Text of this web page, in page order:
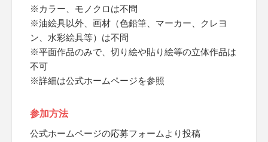
※カラー、モノクロは不問
※油絵具以外、画材（色鉛筆、マーカー、クレヨ
ン、水彩絵具等）は不問
※平面作品のみで、切り絵や貼り絵等の立体作品は
不可
※詳細は公式ホームページを参照
参加方法
公式ホームページの応募フォームより投稿